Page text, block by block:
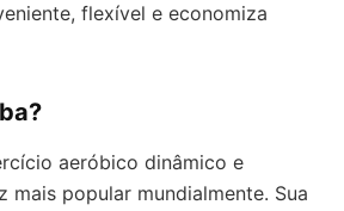
flexível e economiza
aeróbico dinâmico e
mais popular mundialmente. Sua